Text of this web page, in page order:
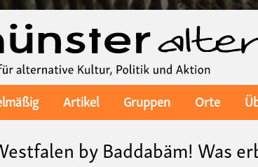
Artikel Gruppen Orte
by Baddabäm! Was